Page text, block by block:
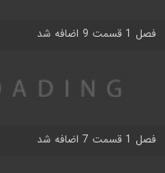
فصل 1 قسمت 9 اضافه شد
فصل 1 قسمت 7 اضافه شد